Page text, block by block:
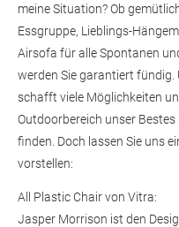
meine Situation? Ob
Essgruppe, Lieblings-
Airsofa für alle Spontanen
werden Sie garantiert
schafft viele Möglichkeiten
Outdoorbereich unser
finden. Doch lassen Sie uns
vorstellen:
All Plastic Chair von Vitra:
Jasper Morrison ist den